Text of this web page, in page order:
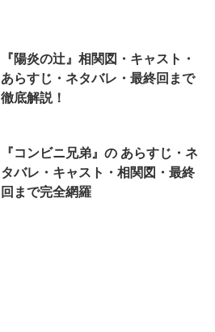
『陽炎の辻』相関図・キャスト・
あらすじ・ネタバレ・最終回まで
徹底解説！
『コンビニ兄弟』の あらすじ・ネ
タバレ・キャスト・相関図・最終
回まで完全網羅